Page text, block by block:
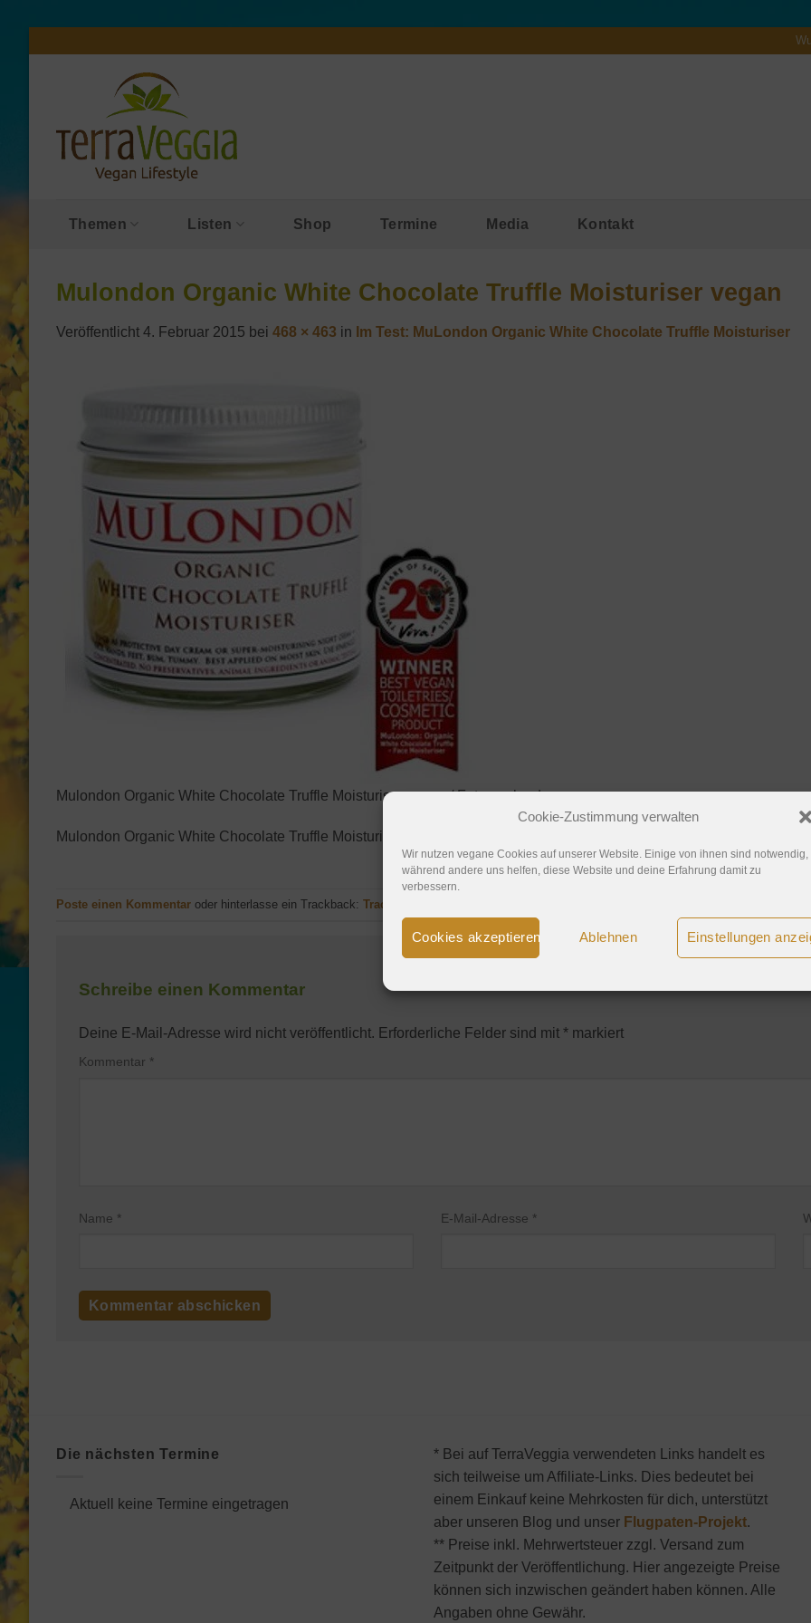
Cookie-Zustimmung verwalten
Wir nutzen vegane Cookies auf unserer Website. Einige von ihnen sind notwendig,
während andere uns helfen, diese Website und deine Erfahrung damit zu
verbessern.
Cookies akzeptieren Ablehnen Einstellungen
Themen Listen Shop Termine Media Kontakt
Mulondon Organic White Chocolate Truffle Moisturiser vegan
Veröffentlicht 4. Februar 2015 bei 468 × 463 in Im Test: MuLondon Organic White Chocolate Truffle Moisturiser
Mulondon Organic White Chocolate Truffle Moisturiser vegan / Foto: mulondon.com
Mulondon Organic White Chocolate Truffle Moisturiser vegan / Foto: mulondon.com
Poste einen Kommentar oder hinterlasse ein Trackback: Trackback URL
Schreibe einen Kommentar
Deine E-Mail-Adresse wird nicht veröffentlicht. Erforderliche Felder sind mit * markiert
Kommentar *
Name * E-Mail-Adresse *
Die nächsten Termine
Aktuell keine Termine eingetragen
* Bei auf TerraVeggia verwendeten Links handelt es
sich teilweise um Affiliate-Links. Dies bedeutet bei
einem Einkauf keine Mehrkosten für dich, unterstützt
aber unseren Blog und unser Flugpaten-Projekt.
** Preise inkl. Mehrwertsteuer zzgl. Versand zum
Zeitpunkt der Veröffentlichung. Hier angezeigte Preise
können sich inzwischen geändert haben können. Alle
Angaben ohne Gewähr.